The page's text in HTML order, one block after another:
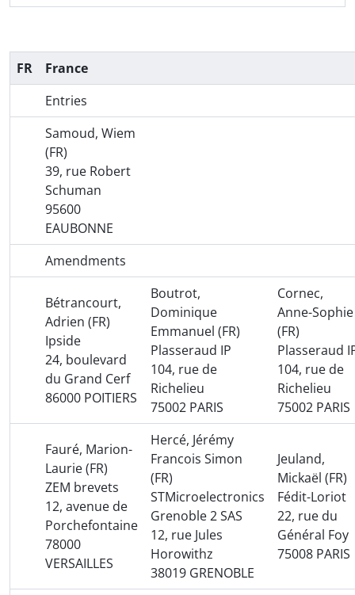
FR
France
Entries
Samoud, Wiem
(FR)
39, rue Robert
Schuman
95600
EAUBONNE
Amendments
Bétrancourt,
Adrien (FR)
Ipside
24, boulevard
du Grand Cerf
86000 POITIERS
Boutrot,
Dominique
Emmanuel (FR)
Plasseraud IP
104, rue de
Richelieu
75002 PARIS
Cornec,
Anne-Sophie
(FR)
Plasseraud
104, rue de
Richelieu
75002 PARIS
Fauré, Marion-
Laurie (FR)
ZEM brevets
12, avenue de
Porchefontaine
78000
VERSAILLES
Hercé, Jérémy
Francois Simon
(FR)
STMicroelectronics
Grenoble 2 SAS
12, rue Jules
Horowithz
38019 GRENOBLE
Jeuland,
Mickaël (FR)
Fédit-Loriot
22, rue du
Général Foy
75008 PARIS